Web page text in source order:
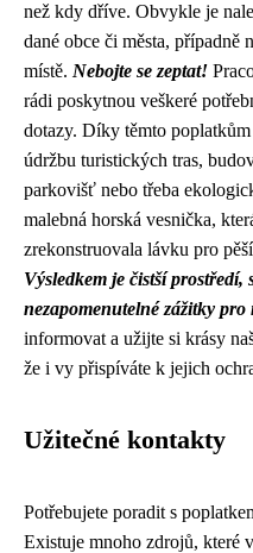
než kdy dříve. Obvykle je
dané obce či města, případně
místě. Nebojte se zeptat!
rádi poskytnou veškeré
dotazy. Díky těmto
údržbu turistických tras,
parkovišť nebo třeba
malebná horská vesnička,
zrekonstruovala lávku pro
Výsledkem je čistší prostředí,
nezapomenutelné zážitky pro
informovat a užijte si krásy
že i vy přispíváte k jejich
Užitečné kontakty
Potřebujete poradit s
Existuje mnoho zdrojů, které